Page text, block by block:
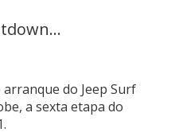
do Jeep Surf
a sexta etapa do